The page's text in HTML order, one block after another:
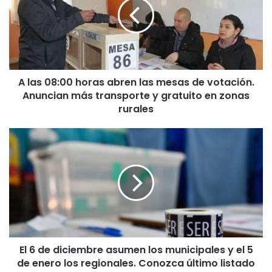
0
0
s
a
b
e
a
s
A las 08:00 horas abren las mesas de votación.
Anuncian más transporte y gratuito en zonas
rurales
E
l
6
d
e
c
i
El 6 de diciembre asumen los municipales y el 5
de enero los regionales. Conozca último listado